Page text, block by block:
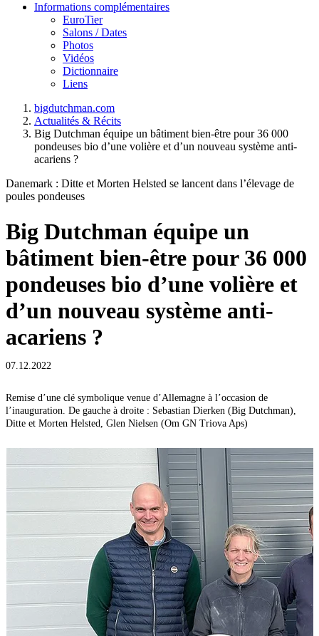
Informations complémentaires
EuroTier
Salons / Dates
Photos
Vidéos
Dictionnaire
Liens
bigdutchman.com
Actualités & Récits
Big Dutchman équipe un bâtiment bien-être pour 36 000
pondeuses bio d’une volière et d’un nouveau système anti-
acariens ?
Danemark : Ditte et Morten Helsted se lancent dans l’élevage de
poules pondeuses
Big Dutchman équipe un
bâtiment bien-être pour 36 000
pondeuses bio d’une volière et
d’un nouveau système anti-
acariens ?
07.12.2022
Remise d’une clé symbolique venue d’Allemagne à l’occasion de
l’inauguration. De gauche à droite : Sebastian Dierken (Big Dutchman),
Ditte et Morten Helsted, Glen Nielsen (Om GN Triova Aps)